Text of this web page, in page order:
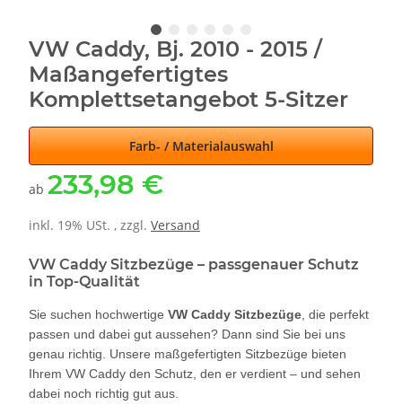
VW Caddy, Bj. 2010 - 2015 /
Maßangefertigtes
Komplettsetangebot 5-Sitzer
Farb- / Materialauswahl
ab 233,98 €
inkl. 19% USt. , zzgl. Versand
VW Caddy Sitzbezüge – passgenauer Schutz
in Top-Qualität
Sie suchen hochwertige VW Caddy Sitzbezüge , die perfekt
passen und dabei gut aussehen? Dann sind Sie bei uns
genau richtig. Unsere maßgefertigten Sitzbezüge bieten
Ihrem VW Caddy den Schutz, den er verdient – und sehen
dabei noch richtig gut aus.